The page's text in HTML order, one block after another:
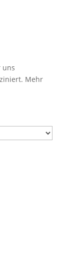
uns
Mehr